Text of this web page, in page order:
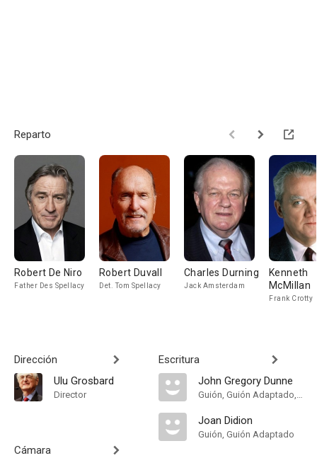
Reparto
Robert De Niro
Father Des Spellacy
Robert Duvall
Det. Tom Spellacy
Charles Durning
Jack Amsterdam
Kenneth
McMillan
Frank Crotty
Dirección
Ulu Grosbard
Director
Cámara
Escritura
John Gregory Dunne
Guión, Guión Adaptado, Novela
Joan Didion
Guión, Guión Adaptado